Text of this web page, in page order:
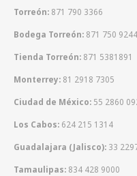
Torreón: 871 790 3366
Bodega Torreón: 871 750 9244
Tienda Torreón: 871 5381891
Monterrey: 81 2918 7305
Ciudad de México: 55 2860
Los Cabos: 624 215 1314
Guadalajara (Jalisco): 33
Tamaulipas: 834 428 9000